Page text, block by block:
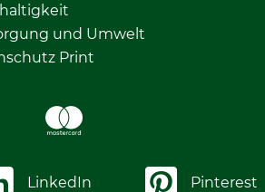
und Umwelt
Print
LinkedIn Pinterest